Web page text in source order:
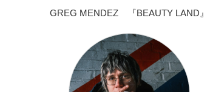
GREG MENDEZ 『BEAUTY LAND』